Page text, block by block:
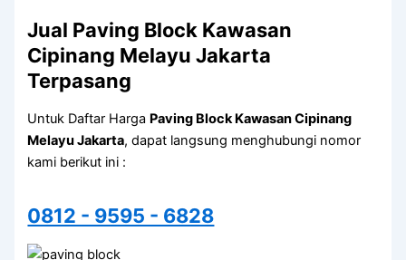
Jual Paving Block Kawasan
Cipinang Melayu Jakarta
Terpasang
Untuk Daftar Harga Paving Block Kawasan Cipinang
Melayu Jakarta, dapat langsung menghubungi nomor
kami berikut ini :
0812 - 9595 - 6828